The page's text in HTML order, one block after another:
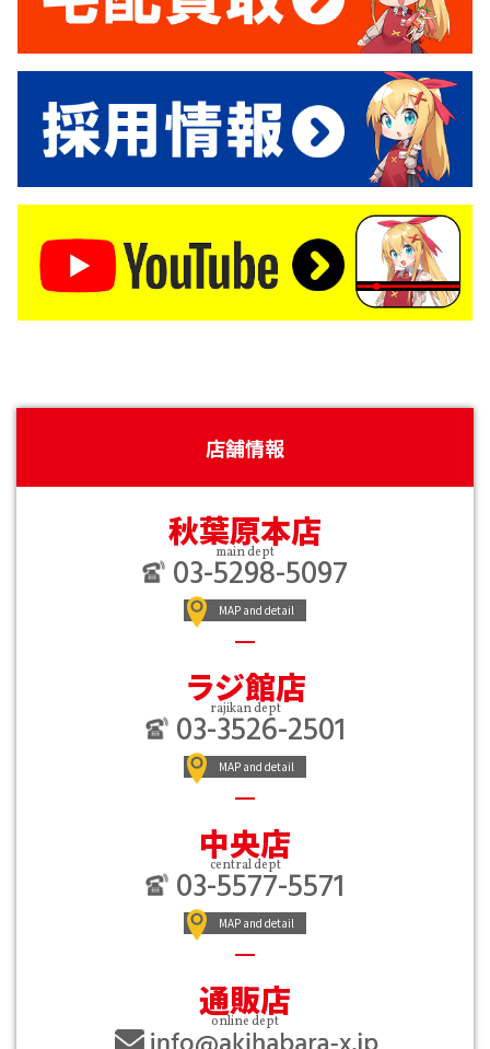
店舗情報
秋葉原本店
main dept
03-5298-5097
MAP and detail
ラジ館店
rajikan dept
03-3526-2501
MAP and detail
中央店
central dept
03-5577-5571
MAP and detail
通販店
online dept